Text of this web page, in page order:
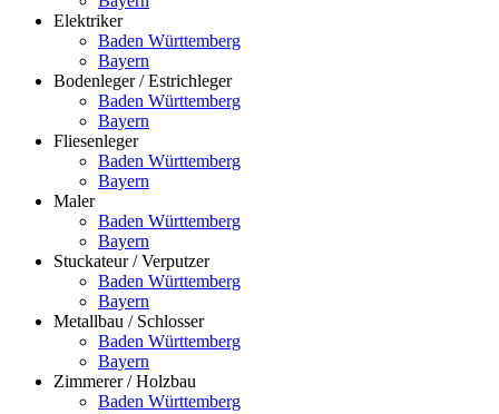
Elektriker
Baden Württemberg
Bayern
Bodenleger / Estrichleger
Baden Württemberg
Bayern
Fliesenleger
Baden Württemberg
Bayern
Maler
Baden Württemberg
Bayern
Stuckateur / Verputzer
Baden Württemberg
Bayern
Metallbau / Schlosser
Baden Württemberg
Bayern
Zimmerer / Holzbau
Baden Württemberg